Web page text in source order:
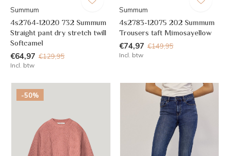
Summum
4s2764-12020 732 Summum
Straight pant dry stretch twill
Softcamel
€64,97 €129,95
Incl. btw
Summum
4s2783-12075 202 Summum
Trousers taft Mimosayellow
€74,97 €149,95
Incl. btw
-50%